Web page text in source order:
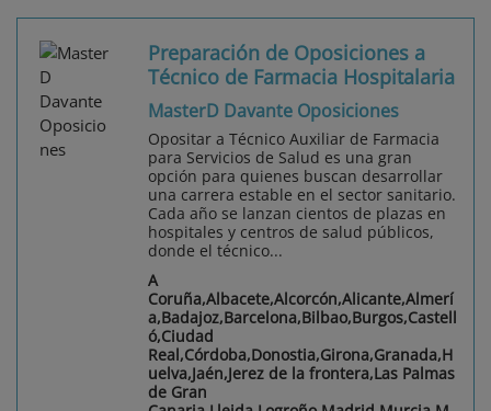
Preparación de Oposiciones a
Técnico de Farmacia Hospitalaria
MasterD Davante Oposiciones
Opositar a Técnico Auxiliar de Farmacia
para Servicios de Salud es una gran
opción para quienes buscan desarrollar
una carrera estable en el sector sanitario.
Cada año se lanzan cientos de plazas en
hospitales y centros de salud públicos,
donde el técnico...
A
Coruña,Albacete,Alcorcón,Alicante,Almerí
a,Badajoz,Barcelona,Bilbao,Burgos,Castell
ó,Ciudad
Real,Córdoba,Donostia,Girona,Granada,H
uelva,Jaén,Jerez de la frontera,Las Palmas
de Gran